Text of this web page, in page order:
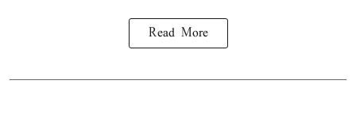
Read More